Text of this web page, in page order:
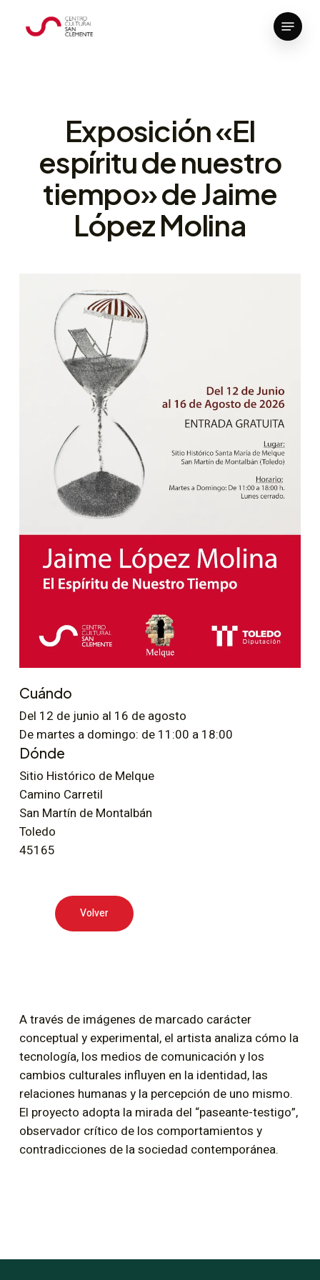
Menu
Exposición «El
espíritu de nuestro
tiempo» de Jaime
López Molina
Cuándo
Del 12 de junio al 16 de agosto
De martes a domingo: de 11:00 a 18:00
Dónde
Sitio Histórico de Melque
Camino Carretil
San Martín de Montalbán
Toledo
45165
Volver
A través de imágenes de marcado carácter
conceptual y experimental, el artista analiza cómo la
tecnología, los medios de comunicación y los
cambios culturales influyen en la identidad, las
relaciones humanas y la percepción de uno mismo.
El proyecto adopta la mirada del “paseante-testigo”,
observador crítico de los comportamientos y
contradicciones de la sociedad contemporánea.
Close